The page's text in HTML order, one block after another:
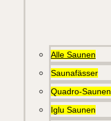
Alle Saunen
Saunafässer
Quadro-Saunen
Iglu Saunen